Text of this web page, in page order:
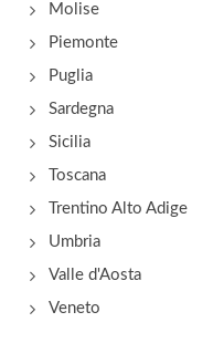
Molise
Piemonte
Puglia
Sardegna
Sicilia
Toscana
Trentino Alto Adige
Umbria
Valle d'Aosta
Veneto